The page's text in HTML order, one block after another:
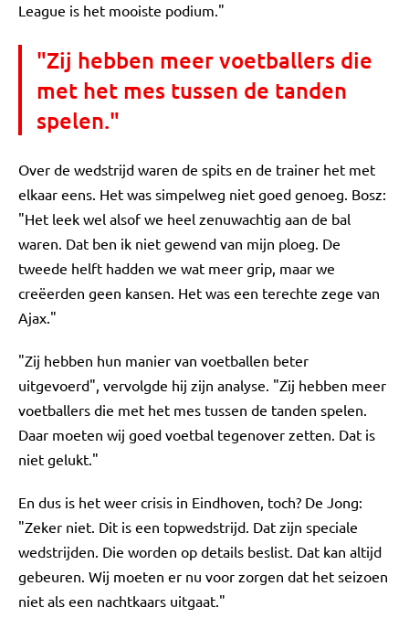
League is het mooiste podium."
"Zij hebben meer voetballers die
met het mes tussen de tanden
spelen."
Over de wedstrijd waren de spits en de trainer het met
elkaar eens. Het was simpelweg niet goed genoeg. Bosz:
"Het leek wel alsof we heel zenuwachtig aan de bal
waren. Dat ben ik niet gewend van mijn ploeg. De
tweede helft hadden we wat meer grip, maar we
creëerden geen kansen. Het was een terechte zege van
Ajax."
"Zij hebben hun manier van voetballen beter
uitgevoerd", vervolgde hij zijn analyse. "Zij hebben meer
voetballers die met het mes tussen de tanden spelen.
Daar moeten wij goed voetbal tegenover zetten. Dat is
niet gelukt."
En dus is het weer crisis in Eindhoven, toch? De Jong:
"Zeker niet. Dit is een topwedstrijd. Dat zijn speciale
wedstrijden. Die worden op details beslist. Dat kan altijd
gebeuren. Wij moeten er nu voor zorgen dat het seizoen
niet als een nachtkaars uitgaat."